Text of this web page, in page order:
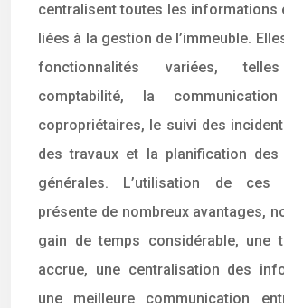
centralisent toutes les informations
liées à la gestion de l’immeuble.
fonctionnalités variées,
comptabilité, la
copropriétaires, le suivi des
des travaux et la planification des
générales. L’utilisation de ces
présente de nombreux avantages,
gain de temps considérable, une
accrue, une centralisation des
une meilleure communication